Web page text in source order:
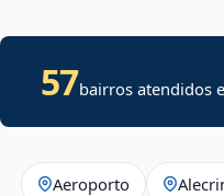
57bairros atendidos
Aeroporto